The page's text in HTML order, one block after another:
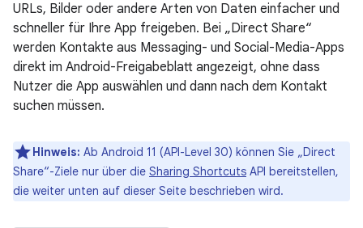
URLs, Bilder oder andere Arten von Daten einfacher und
schneller für Ihre App freigeben. Bei „Direct Share“
werden Kontakte aus Messaging- und Social-Media-Apps
direkt im Android-Freigabeblatt angezeigt, ohne dass
Nutzer die App auswählen und dann nach dem Kontakt
suchen müssen.
Hinweis: Ab Android 11 (API-Level 30) können Sie „Direct
Share“-Ziele nur über die Sharing Shortcuts API bereitstellen,
die weiter unten auf dieser Seite beschrieben wird.